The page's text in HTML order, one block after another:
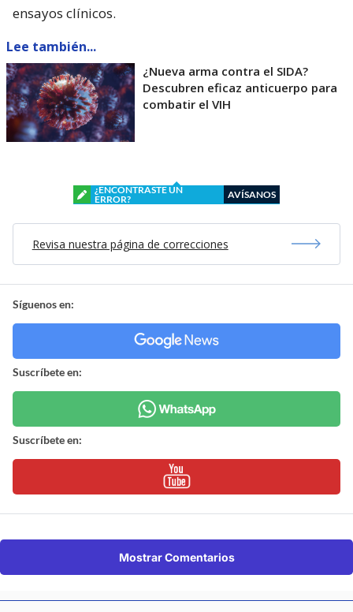
ensayos clínicos.
Lee también...
¿Nueva arma contra el SIDA?
Descubren eficaz anticuerpo para
combatir el VIH
¿ENCONTRASTE UN
ERROR?
AVÍSANOS
Revisa nuestra página de correcciones
Síguenos en:
Suscríbete en:
Suscríbete en:
Mostrar Comentarios